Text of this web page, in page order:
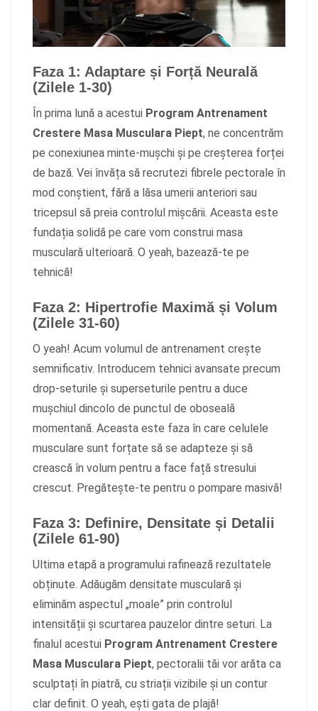
Faza 1: Adaptare și Forță Neurală
(Zilele 1-30)
În prima lună a acestui Program Antrenament
Crestere Masa Musculara Piept, ne concentrăm
pe conexiunea minte-mușchi și pe creșterea forței
de bază. Vei învăța să recrutezi fibrele pectorale în
mod conștient, fără a lăsa umerii anteriori sau
tricepsul să preia controlul mișcării. Aceasta este
fundația solidă pe care vom construi masa
musculară ulterioară. O yeah, bazează-te pe
tehnică!
Faza 2: Hipertrofie Maximă și Volum
(Zilele 31-60)
O yeah! Acum volumul de antrenament crește
semnificativ. Introducem tehnici avansate precum
drop-seturile și superseturile pentru a duce
mușchiul dincolo de punctul de oboseală
momentană. Aceasta este faza în care celulele
musculare sunt forțate să se adapteze și să
crească în volum pentru a face față stresului
crescut. Pregătește-te pentru o pompare masivă!
Faza 3: Definire, Densitate și Detalii
(Zilele 61-90)
Ultima etapă a programului rafinează rezultatele
obținute. Adăugăm densitate musculară și
eliminăm aspectul „moale” prin controlul
intensității și scurtarea pauzelor dintre seturi. La
finalul acestui Program Antrenament Crestere
Masa Musculara Piept, pectoralii tăi vor arăta ca
sculptați în piatră, cu striații vizibile și un contur
clar definit. O yeah, ești gata de plajă!